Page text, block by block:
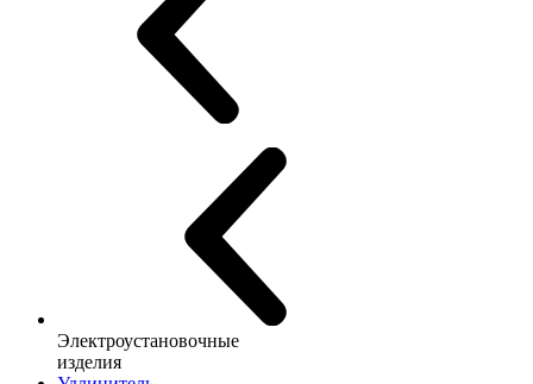
Электроустановочные
изделия